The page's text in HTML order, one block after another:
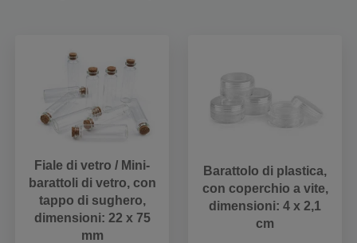
Fiale di vetro / Mini-
barattoli di vetro, con
tappo di sughero,
dimensioni: 22 x 75
mm
Barattolo di plastica,
con coperchio a vite,
dimensioni: 4 x 2,1
cm